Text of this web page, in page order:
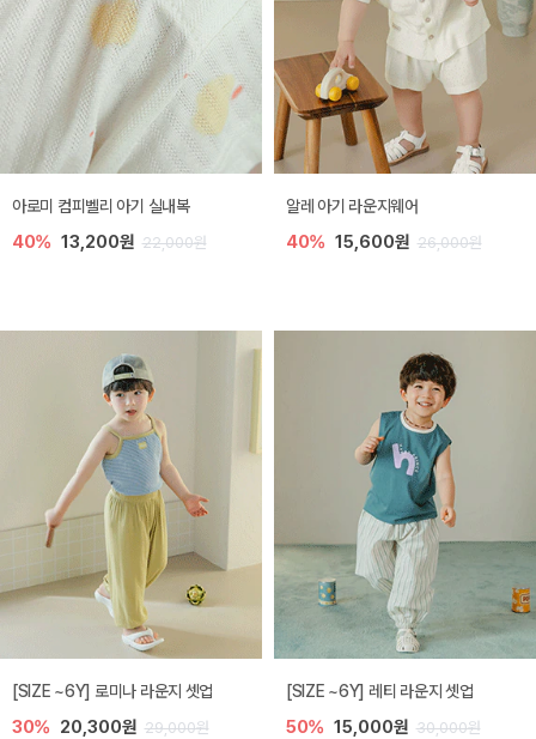
아로미 컴피벨리 아기 실내복
40% 13,200원 22,000원
알레 아기 라운지웨어
40% 15,600원 26,000원
[SIZE ~6Y] 로미나 라운지 셋업
30% 20,300원 29,000원
[SIZE ~6Y] 레티 라운지 셋업
50% 15,000원 30,000원